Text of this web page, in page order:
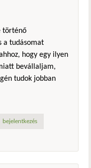
történő
a tudásomat
hogy egy ilyen
bevállaljam,
tudok jobban
bejelentkezés